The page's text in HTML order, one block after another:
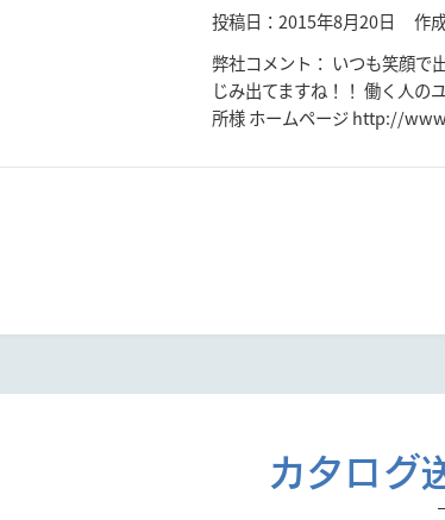
投稿日：2015年8月20日
作
弊社コメント： いつも笑顔で
じみ出てますね！！ 働く人
所様 ホームページ http://
カタログ